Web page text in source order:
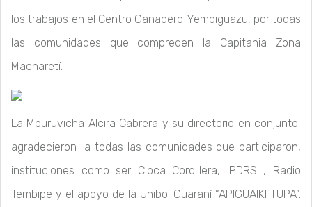
los trabajos en el Centro Ganadero Yembiguazu, por todas
las comunidades que compreden la Capitania Zona
Macharetí.
La Mburuvicha Alcira Cabrera y su directorio en conjunto
agradecieron a todas las comunidades que participaron,
instituciones como ser Cipca Cordillera, IPDRS , Radio
Tembipe y el apoyo de la Unibol Guaraní “APIGUAIKI TÜPA”.